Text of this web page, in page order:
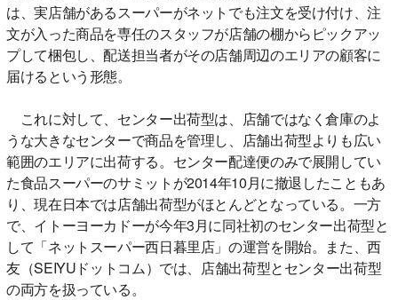
は、実店舗があるスーパーがネットでも注文を受け付け、注
文が入った商品を専任のスタッフが店舗の棚からピックアッ
プして梱包し、配送担当者がその店舗周辺のエリアの顧客に
届けるという形態。
これに対して、センター出荷型は、店舗ではなく倉庫のよ
うな大きなセンターで商品を管理し、店舗出荷型よりも広い
範囲のエリアに出荷する。センター配達便のみで展開してい
た食品スーパーのサミットが2014年10月に撤退したこともあ
り、現在日本では店舗出荷型がほとんどとなっている。一方
で、イトーヨーカドーが今年3月に同社初のセンター出荷型と
して「ネットスーパー西日暮里店」の運営を開始。また、西
友（SEIYUドットコム）では、店舗出荷型とセンター出荷型
の両方を扱っている。